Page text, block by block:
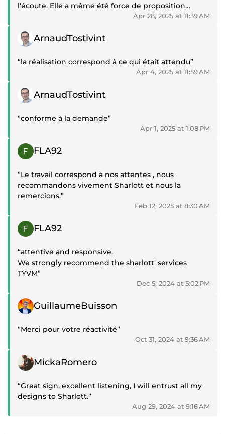
l'écoute. Elle a même été force de proposition
lorsque j'avais des doutes ou des interrogations. Je la
Apr 28, 2025 at 11:39 AM
Positive review
ArnaudTostivint
“la réalisation correspond à ce qui était attendu”
Apr 4, 2025 at 11:59 AM
Positive review
ArnaudTostivint
“conforme à la demande”
Apr 1, 2025 at 1:08 PM
Positive review
FLA92
“Le travail correspond à nos attentes , nous
recommandons vivement Sharlott et nous la
remercions.”
Feb 12, 2025 at 8:30 AM
Positive review
FLA92
“attentive and responsive.
We strongly recommend the sharlott' services
TYVM”
Dec 5, 2024 at 5:02 PM
Positive review
GuillaumeBuisson
“Merci pour votre réactivité”
Oct 31, 2024 at 9:36 AM
Positive review
MickaRomero
“Great sign, excellent listening, I will entrust all my
designs to Sharlott.”
Aug 29, 2024 at 9:16 AM